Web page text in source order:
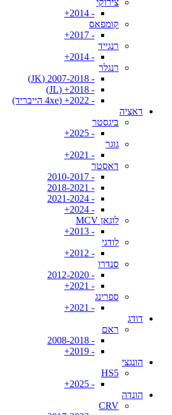
צירוקי
- 2014+
קומפאס
- 2017+
רנגייד
- 2014+
רנגלר
- 2007-2018 (JK)
- 2018+ (JL)
- 2022+ (4xe הייבריד)
דאציה
ביגסטר
- 2025+
גוגר
- 2021+
דאסטר
- 2010-2017
- 2018-2021
- 2021-2024
- 2024+
לוגאן MCV
- 2013+
לודגי
- 2012+
סנדרו
- 2012-2020
- 2021+
ספרינג
- 2021+
דודג
ראם
- 2008-2018
- 2019+
הונגצי
HS5
- 2025+
הונדה
CRV